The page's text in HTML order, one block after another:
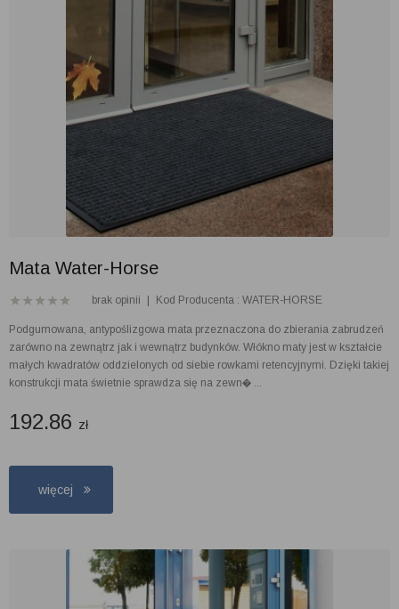
Mata Water-Horse
brak opinii Kod Producenta : WATER-HORSE
Podgumowana, antypoślizgowa mata przeznaczona do zbierania zabrudzeń
zarówno na zewnątrz jak i wewnątrz budynków. Włókno maty jest w kształcie
małych kwadratów oddzielonych od siebie rowkami retencyjnymi. Dzięki takiej
konstrukcji mata świetnie sprawdza się na zewn� ...
192.86 zł
więcej